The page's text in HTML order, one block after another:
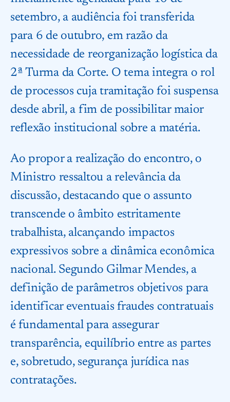
setembro, a audiência foi transferida
para 6 de outubro, em razão da
necessidade de reorganização logística da
2ª Turma da Corte. O tema integra o rol
de processos cuja tramitação foi suspensa
desde abril, a fim de possibilitar maior
reflexão institucional sobre a matéria.
Ao propor a realização do encontro, o
Ministro ressaltou a relevância da
discussão, destacando que o assunto
transcende o âmbito estritamente
trabalhista, alcançando impactos
expressivos sobre a dinâmica econômica
nacional. Segundo Gilmar Mendes, a
definição de parâmetros objetivos para
identificar eventuais fraudes contratuais
é fundamental para assegurar
transparência, equilíbrio entre as partes
e, sobretudo, segurança jurídica nas
contratações.